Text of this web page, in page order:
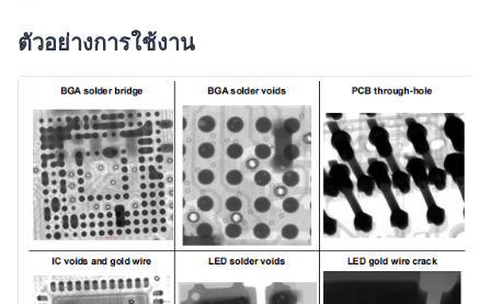
ตัวอย่างการใช้งาน